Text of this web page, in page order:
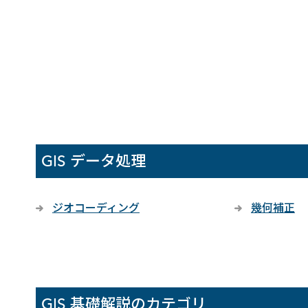
GIS データ処理
ジオコーディング 幾何補正
GIS 基礎解説のカテゴリ